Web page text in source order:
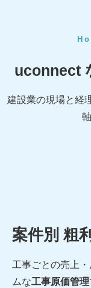
uconnect
建設業の現場と経
案件別 粗
工事ごとの売上
ムな工事原価管理